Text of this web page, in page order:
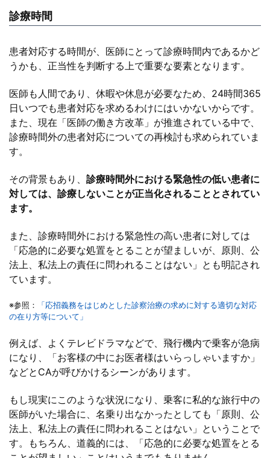
診療時間
患者対応する時間が、医師にとって診療時間内であるかど
うかも、正当性を判断する上で重要な要素となります。
医師も人間であり、休暇や休息が必要なため、24時間365
日いつでも患者対応を求めるわけにはいかないからです。
また、現在「医師の働き方改革」が推進されている中で、
診療時間外の患者対応についての再検討も求められていま
す。
その背景もあり、 診療時間外における緊急性の低い患者に
対しては、診療しないことが正当化されることとされてい
ます。
また、診療時間外における緊急性の高い患者に対しては
「応急的に必要な処置をとることが望ましいが、原則、公
法上、私法上の責任に問われることはない」とも明記され
ています。
※参照：
「応招義務をはじめとした診察治療の求めに対する適切な対応
の在り方等について」
例えば、よくテレビドラマなどで、飛行機内で乗客が急病
になり、「お客様の中にお医者様はいらっしゃいますか」
などとCAが呼びかけるシーンがあります。
もし現実にこのような状況になり、乗客に私的な旅行中の
医師がいた場合に、名乗り出なかったとしても「原則、公
法上、私法上の責任に問われることはない」ということで
す。もちろん、道義的には、「応急的に必要な処置をとる